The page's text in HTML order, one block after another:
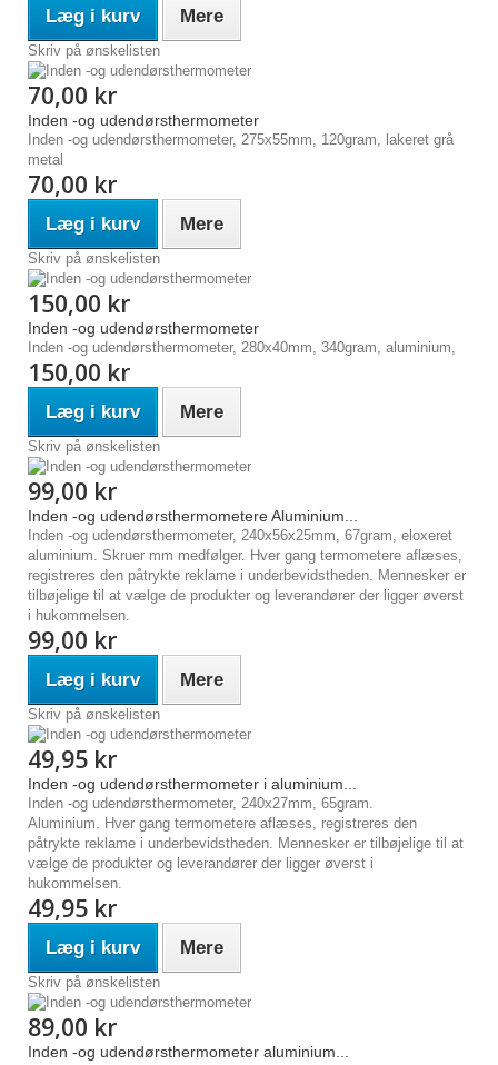
Læg i kurv Mere
Skriv på ønskelisten
70,00 kr
Inden -og udendørsthermometer
Inden -og udendørsthermometer, 275x55mm, 120gram, lakeret grå
metal
70,00 kr
Læg i kurv Mere
Skriv på ønskelisten
150,00 kr
Inden -og udendørsthermometer
Inden -og udendørsthermometer, 280x40mm, 340gram, aluminium,
150,00 kr
Læg i kurv Mere
Skriv på ønskelisten
99,00 kr
Inden -og udendørsthermometere Aluminium...
Inden -og udendørsthermometer, 240x56x25mm, 67gram, eloxeret
aluminium. Skruer mm medfølger. Hver gang termometere aflæses,
registreres den påtrykte reklame i underbevidstheden. Mennesker er
tilbøjelige til at vælge de produkter og leverandører der ligger øverst
i hukommelsen.
99,00 kr
Læg i kurv Mere
Skriv på ønskelisten
49,95 kr
Inden -og udendørsthermometer i aluminium...
Inden -og udendørsthermometer, 240x27mm, 65gram.
Aluminium. Hver gang termometere aflæses, registreres den
påtrykte reklame i underbevidstheden. Mennesker er tilbøjelige til at
vælge de produkter og leverandører der ligger øverst i
hukommelsen.
49,95 kr
Læg i kurv Mere
Skriv på ønskelisten
89,00 kr
Inden -og udendørsthermometer aluminium...